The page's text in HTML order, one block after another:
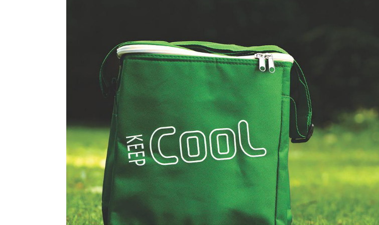
Ricette Dolci
Ricette Carne
Ricette Secondi
Ricette Pizze e Rustici
Ricette Contorni
Ricette Piatti unici
Ricette Pesce
Video Ricette
Ricette per Ingrediente
Ricette Vegetariane
Ricette Vegane
Rumors